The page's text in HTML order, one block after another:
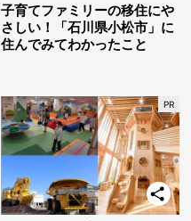
子育てファミリーの移住にや
さしい！「石川県小松市」に
住んでみてわかったこと